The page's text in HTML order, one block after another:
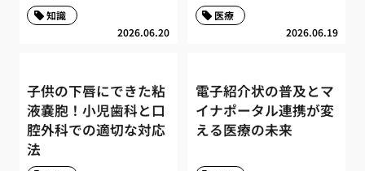
2026.06.20
知識
2026.06.19
医療
子供の下唇にできた粘
液嚢胞！小児歯科と口
腔外科での適切な対応
法
電子紹介状の普及とマ
イナポータル連携が変
える医療の未来